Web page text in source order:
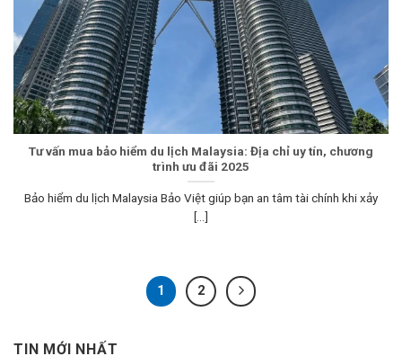
Tư vấn mua bảo hiểm du lịch Malaysia: Địa chỉ uy tín, chương
trình ưu đãi 2025
Bảo hiểm du lịch Malaysia Bảo Việt giúp bạn an tâm tài chính khi xảy
[...]
1 2
TIN MỚI NHẤT